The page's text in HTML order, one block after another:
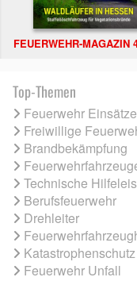
FEUERWEHR-MAGAZIN
Top-Themen
Feuerwehr Einsätze
Freiwillige
Brandbekämpfung
Technische
Berufsfeuerwehr
Drehleiter
Katastrophenschutz
Feuerwehr Unfall